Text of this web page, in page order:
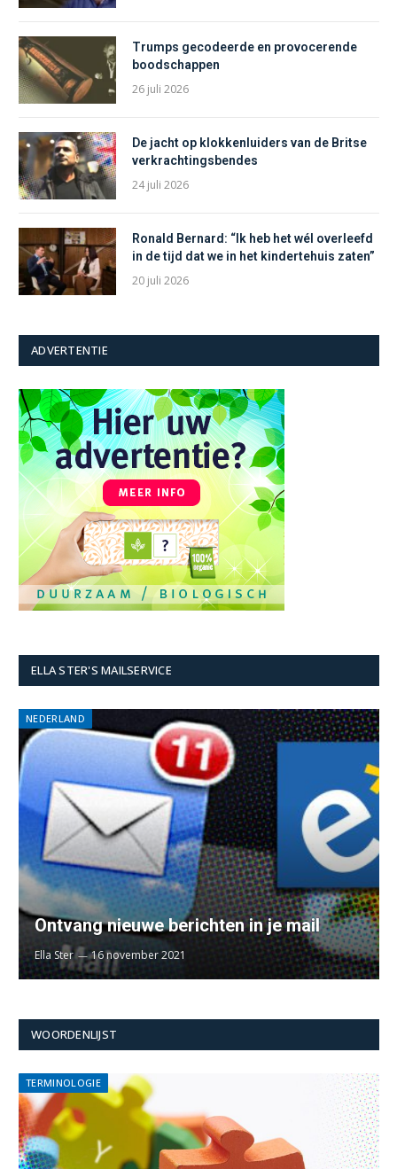
Trumps gecodeerde en provocerende
boodschappen
26 juli 2026
De jacht op klokkenluiders van de Britse
verkrachtingsbendes
24 juli 2026
Ronald Bernard: “Ik heb het wél overleefd
in de tijd dat we in het kindertehuis zaten”
20 juli 2026
ADVERTENTIE
ELLA STER'S MAILSERVICE
NEDERLAND
Ontvang nieuwe berichten in je mail
Ella Ster 16 november 2021
WOORDENLIJST
TERMINOLOGIE